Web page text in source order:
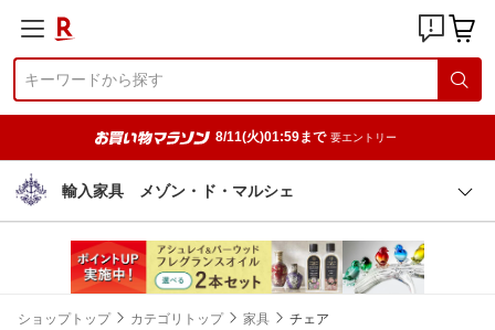
8/11(火)01:59まで 要エントリー
輸入家具 メゾン・ド・マルシェ
ショップトップ カテゴリトップ 家具 チェア